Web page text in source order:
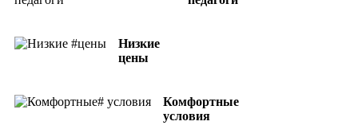
Низкие
цены
Комфортные
условия